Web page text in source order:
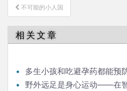
文
章
导
航
不可能的小人国
相关文章
多生小孩和吃避孕药都能预
野外远足是身心运动——在